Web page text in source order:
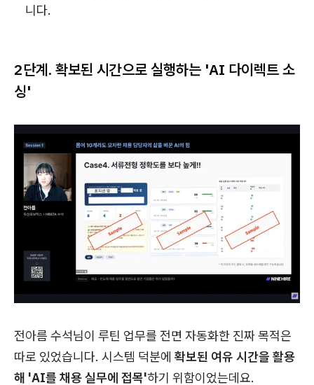
니다.
2단계. 확보된 시간으로 실행하는 'AI 다이렉트 소
싱'
전아름 수석님이 루틴 업무를 전면 자동화한 진짜 목적은
따로 있었습니다. 시스템 덕분에 확보된 여유 시간을 활용
해 'AI를 채용 실무에 접목'하기 위함이었는데요.